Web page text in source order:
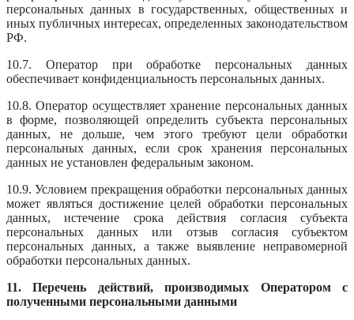
персональных данных в государственных, общественных и
иных публичных интересах, определенных законодательством
РФ.
10.7. Оператор при обработке персональных данных
обеспечивает конфиденциальность персональных данных.
10.8. Оператор осуществляет хранение персональных данных
в форме, позволяющей определить субъекта персональных
данных, не дольше, чем этого требуют цели обработки
персональных данных, если срок хранения персональных
данных не установлен федеральным законом.
10.9. Условием прекращения обработки персональных данных
может являться достижение целей обработки персональных
данных, истечение срока действия согласия субъекта
персональных данных или отзыв согласия субъектом
персональных данных, а также выявление неправомерной
обработки персональных данных.
11. Перечень действий, производимых Оператором с
полученными персональными данными